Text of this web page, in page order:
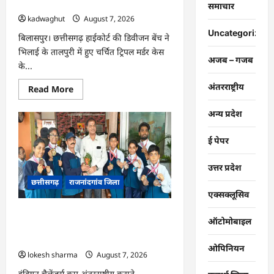
kadwaghut
August 7, 2026
बिलासपुर। छत्तीसगढ़ हाईकोर्ट की डिवीजन बेंच ने
भिलाई के तालपुरी में हुए चर्चित ट्रिपल मर्डर केस
के...
Read MoreRead
more
CG
:
फांसी
रद्द
कर
हाईकोर्ट
ने
आजीवन
कारावास
की
सजा
छत्तीसगढ़ राजनांदगांव जिला
lokesh sharma
August 7, 2026
समाचार
Uncategorized
अजब – गजब
अंतरराष्ट्रीय
अन्य प्रदेश
ई पेपर
उत्तर प्रदेश
एक्सक्लूसिव
ऑटोमोबाइल
ओपिनियन